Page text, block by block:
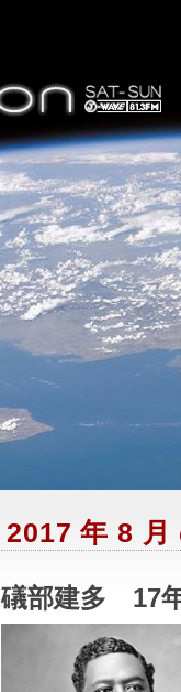
2017 年 8 月
礒部建多 17